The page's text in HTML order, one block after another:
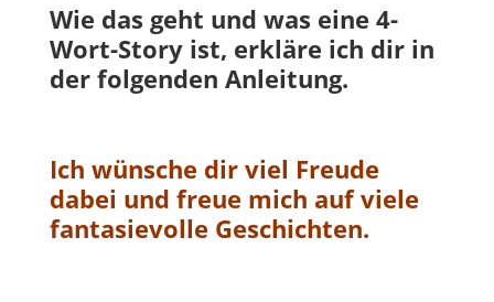
Wie das geht und was eine 4-
Wort-Story ist, erkläre ich dir in
der folgenden Anleitung.
Ich wünsche dir viel Freude
dabei und freue mich auf viele
fantasievolle Geschichten.